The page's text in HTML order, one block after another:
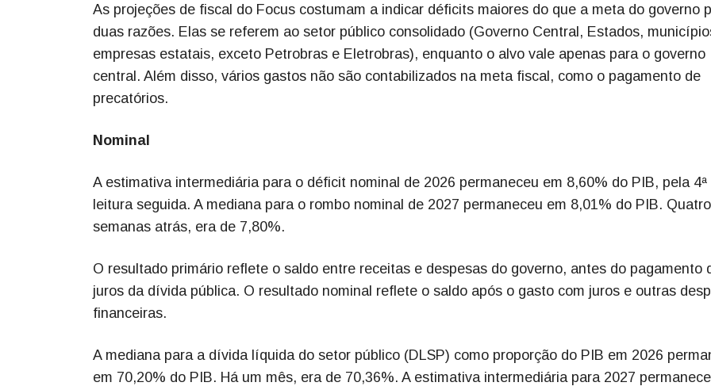
As projeções de fiscal do Focus costumam a indicar déficits maiores do que a meta do governo
duas razões. Elas se referem ao setor público consolidado (Governo Central, Estados,
empresas estatais, exceto Petrobras e Eletrobras), enquanto o alvo vale apenas para o governo
central. Além disso, vários gastos não são contabilizados na meta fiscal, como o pagamento de
precatórios.
Nominal
A estimativa intermediária para o déficit nominal de 2026 permaneceu em 8,60% do PIB, pela 4ª
leitura seguida. A mediana para o rombo nominal de 2027 permaneceu em 8,01% do PIB. Quatro
semanas atrás, era de 7,80%.
O resultado primário reflete o saldo entre receitas e despesas do governo, antes do pagamento
juros da dívida pública. O resultado nominal reflete o saldo após o gasto com juros e outras
financeiras.
A mediana para a dívida líquida do setor público (DLSP) como proporção do PIB em 2026
em 70,20% do PIB. Há um mês, era de 70,36%. A estimativa intermediária para 2027